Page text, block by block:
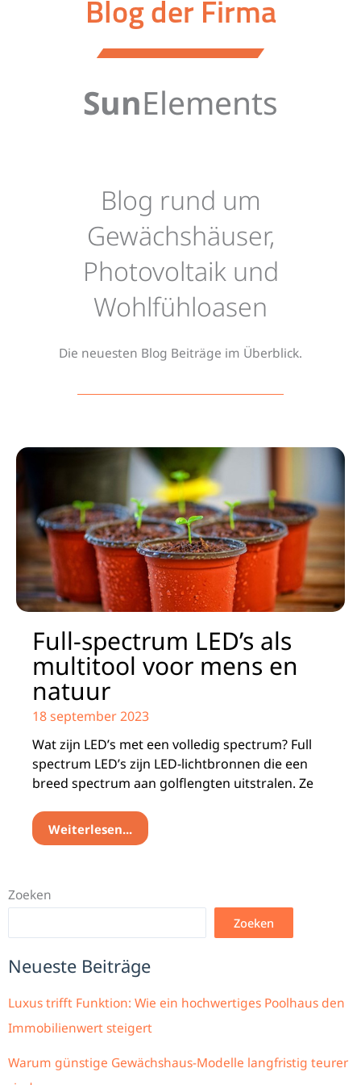
Blog der Firma
SunElements
Blog rund um
Gewächshäuser,
Photovoltaik und
Wohlfühloasen
Die neuesten Blog Beiträge im Überblick.
Full-spectrum LED’s als
multitool voor mens en
natuur
18 september 2023
Wat zijn LED’s met een volledig spectrum? Full
spectrum LED’s zijn LED-lichtbronnen die een
breed spectrum aan golflengten uitstralen. Ze
Weiterlesen...
Zoeken
Zoeken
Neueste Beiträge
Luxus trifft Funktion: Wie ein hochwertiges Poolhaus den
Immobilienwert steigert
Warum günstige Gewächshaus-Modelle langfristig teurer